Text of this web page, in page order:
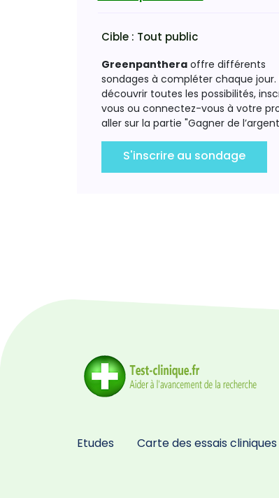
Cible : Tout public
Greenpantheraoffre différents
sondages à compléter chaque jour.
découvrir toutes les possibilités,
vous ou connectez-vous à votre
aller sur la partie "Gagner de
S'inscrire au sondage
Etudes Carte des essais cliniques